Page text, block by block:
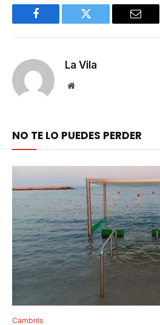
Facebook Twitter Email
La Vila
Website
NO TE LO PUEDES PERDER
Cambrils